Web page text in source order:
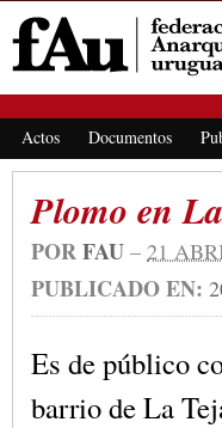
Actos Documentos
Plomo en
PORFAU – 21
PUBLICADO EN:
Es de público
barrio de La